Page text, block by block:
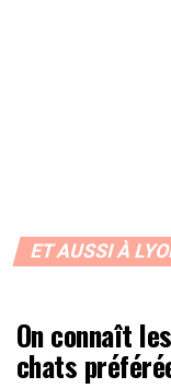
ET AUSSI À
On connaît
chats